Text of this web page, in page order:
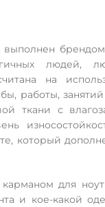
выполнен
людей,
на
работы,
ткани с
который
для
и кое-какой